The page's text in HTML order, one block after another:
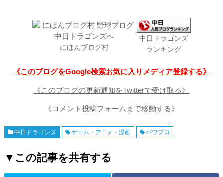
にほんブログ村
中日ドラゴンズ
ランキング
《このブログをGoogle検索お気に入りメディア登録する》
《このブログの更新通知をTwitterで受け取る》
《コメント投稿フォームまで移動する》
中日ドラゴンズ ゲーム・アニメ・漫画 パワプロ
▼この記事を共有する